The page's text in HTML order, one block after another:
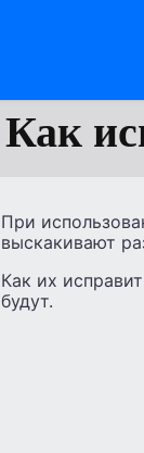
Как
При
выскакивают
Как их
будут.